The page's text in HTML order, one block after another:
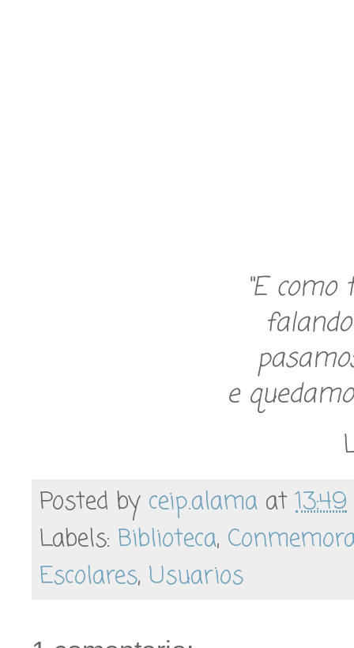
“E
e
Posted by ceip.alama at13:49
Labels: Biblioteca,
Escolares, Usuarios